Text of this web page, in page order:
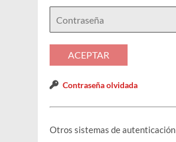
Contraseña olvidada
Otros sistemas de autenticación